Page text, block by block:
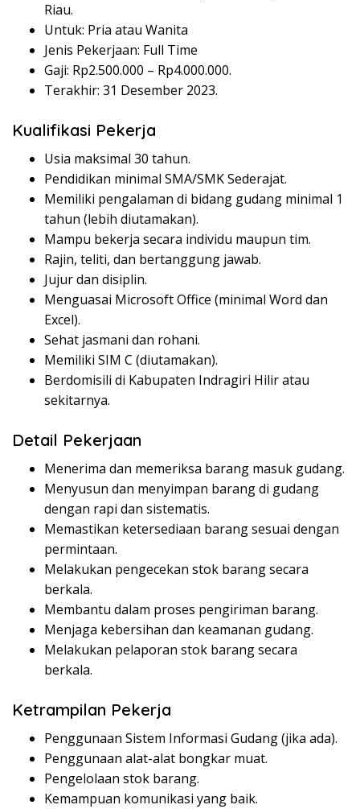
Riau.
Untuk: Pria atau Wanita
Jenis Pekerjaan: Full Time
Gaji: Rp2.500.000 – Rp4.000.000.
Terakhir: 31 Desember 2023.
Kualifikasi Pekerja
Usia maksimal 30 tahun.
Pendidikan minimal SMA/SMK Sederajat.
Memiliki pengalaman di bidang gudang minimal 1
tahun (lebih diutamakan).
Mampu bekerja secara individu maupun tim.
Rajin, teliti, dan bertanggung jawab.
Jujur dan disiplin.
Menguasai Microsoft Office (minimal Word dan
Excel).
Sehat jasmani dan rohani.
Memiliki SIM C (diutamakan).
Berdomisili di Kabupaten Indragiri Hilir atau
sekitarnya.
Detail Pekerjaan
Menerima dan memeriksa barang masuk gudang.
Menyusun dan menyimpan barang di gudang
dengan rapi dan sistematis.
Memastikan ketersediaan barang sesuai dengan
permintaan.
Melakukan pengecekan stok barang secara
berkala.
Membantu dalam proses pengiriman barang.
Menjaga kebersihan dan keamanan gudang.
Melakukan pelaporan stok barang secara
berkala.
Ketrampilan Pekerja
Penggunaan Sistem Informasi Gudang (jika ada).
Penggunaan alat-alat bongkar muat.
Pengelolaan stok barang.
Kemampuan komunikasi yang baik.